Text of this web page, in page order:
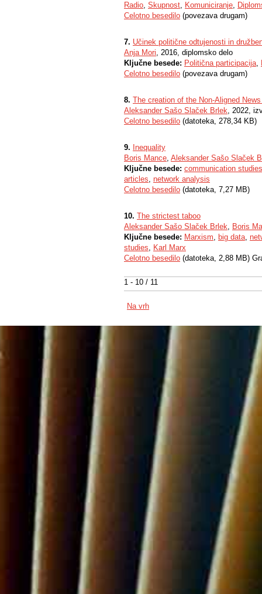
1 - 10 / 11
Radio, Skupnost, Komuniciranje,
Celotno besedilo (povezava drugam)
7. Učinek politične odtujenosti in
Anja Mori, 2016, diplomsko delo
Ključne besede: Politična participacija,
Celotno besedilo (povezava drugam)
8. The creation of the Non-Aligned
Aleksander Sašo Slaček Brlek, 2022,
Celotno besedilo (datoteka, 278,34 KB)
9. Inequality
Boris Mance, Aleksander Sašo Slaček
Ključne besede: communication studies
articles, network analysis
Celotno besedilo (datoteka, 7,27 MB)
10. The strictest taboo
Aleksander Sašo Slaček Brlek, Boris
Ključne besede: Marxism, big data,
studies, Karl Marx
Celotno besedilo (datoteka, 2,88 MB)
Na vrh